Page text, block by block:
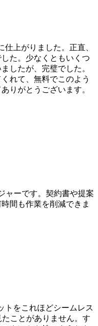
上がりました。正直、
た。少なくともいくつ
したが、完璧でした。
れて、無料でこのよう
りがとうございます。
ャーです。契約書や提案
間も作業を削減できま
トをこれほどシームレス
ことがありません。す